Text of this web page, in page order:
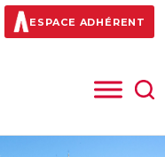
ESPACE ADHÉRENT